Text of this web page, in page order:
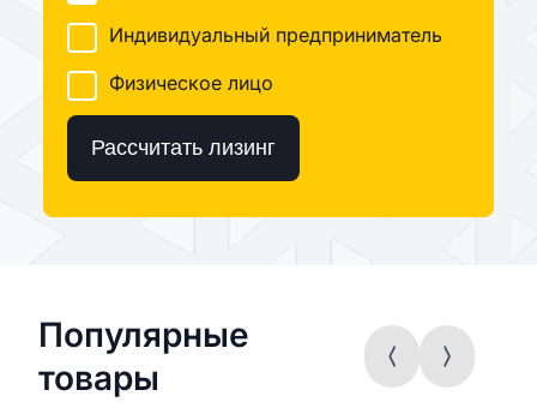
Индивидуальный предприниматель
Физическое лицо
Рассчитать лизинг
Популярные
товары